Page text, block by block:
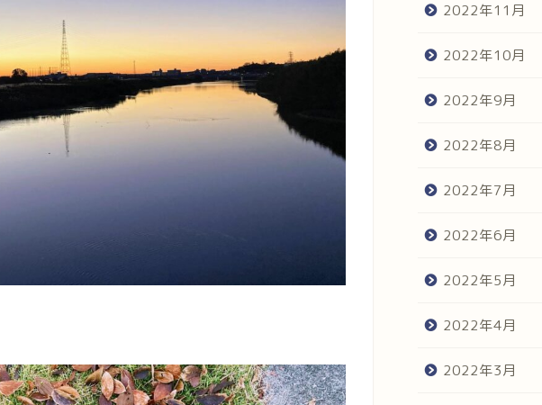
2022年11月
2022年10月
2022年9月
2022年8月
2022年7月
2022年6月
2022年5月
2022年4月
2022年3月